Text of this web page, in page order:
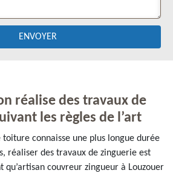
réalise des travaux de
les règles de l’art
toiture connaisse une plus longue durée
réaliser des travaux de zinguerie est
qu’artisan couvreur zingueur à Louzouer